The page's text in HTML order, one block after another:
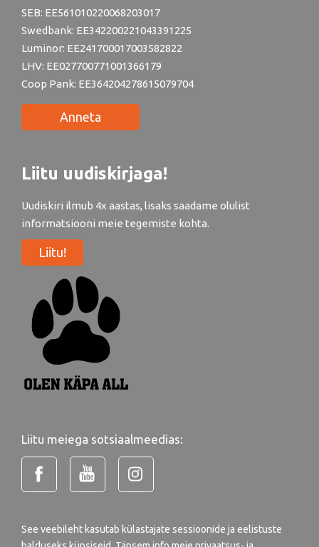
SEB: EE561010220068203017
Swedbank: EE342200221043391225
Luminor: EE241700017003582822
LHV: EE027700771001366179
Coop Pank: EE364204278615079704
Anneta
Liitu uudiskirjaga!
Uudiskiri ilmub 4x aastas, lisaks saadame olulist
informatsiooni meie tegemiste kohta.
Liitu!
Liitu meiega sotsiaalmeedias:
See veebileht kasutab külastajate sessioonide ja eelistuste